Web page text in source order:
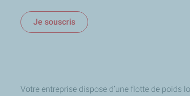
Je souscris
Votre entreprise dispose d’une flotte de poids